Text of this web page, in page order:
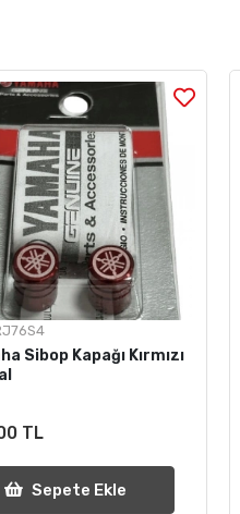
Sibop Kapağı Kırmızı
TL
Sepete Ekle